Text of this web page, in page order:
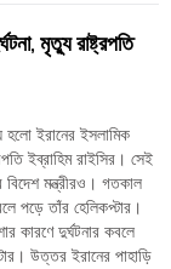
আক্রমণে
বৌদ্ধরা,
পুড়লো
বাড়ি"
মৃত্যু রাষ্ট্রপতি
হলো ইরানের ইসলামিক
ইব্রাহিম রাইসির। সেই
বিদেশ মন্ত্রীরও। গতকাল
পড়ে তাঁর হেলিকপ্টার।
কারণে দুর্ঘটনার কবলে
উত্তর ইরানের পাহাড়ি